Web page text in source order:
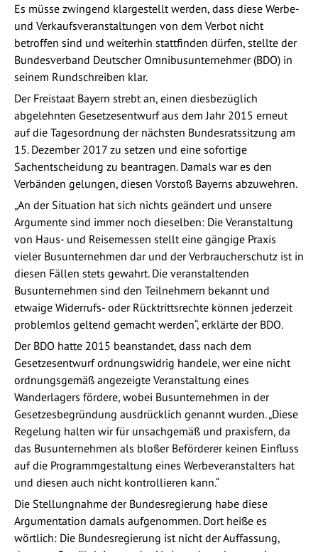
Es müsse zwingend klargestellt werden, dass diese Werbe-
und Verkaufsveranstaltungen von dem Verbot nicht
betroffen sind und weiterhin stattfinden dürfen, stellte der
Bundesverband Deutscher Omnibusunternehmer (BDO) in
seinem Rundschreiben klar.
Der Freistaat Bayern strebt an, einen diesbezüglich
abgelehnten Gesetzesentwurf aus dem Jahr 2015 erneut
auf die Tagesordnung der nächsten Bundesratssitzung am
15. Dezember 2017 zu setzen und eine sofortige
Sachentscheidung zu beantragen. Damals war es den
Verbänden gelungen, diesen Vorstoß Bayerns abzuwehren.
„An der Situation hat sich nichts geändert und unsere
Argumente sind immer noch dieselben: Die Veranstaltung
von Haus- und Reisemessen stellt eine gängige Praxis
vieler Busunternehmen dar und der Verbraucherschutz ist in
diesen Fällen stets gewahrt. Die veranstaltenden
Busunternehmen sind den Teilnehmern bekannt und
etwaige Widerrufs- oder Rücktrittsrechte können jederzeit
problemlos geltend gemacht werden“, erklärte der BDO.
Der BDO hatte 2015 beanstandet, dass nach dem
Gesetzesentwurf ordnungswidrig handele, wer eine nicht
ordnungsgemäß angezeigte Veranstaltung eines
Wanderlagers fördere, wobei Busunternehmen in der
Gesetzesbegründung ausdrücklich genannt wurden. „Diese
Regelung halten wir für unsachgemäß und praxisfern, da
das Busunternehmen als bloßer Beförderer keinen Einfluss
auf die Programmgestaltung eines Werbeveranstalters hat
und diesen auch nicht kontrollieren kann.“
Die Stellungnahme der Bundesregierung habe diese
Argumentation damals aufgenommen. Dort heiße es
wörtlich: Die Bundesregierung ist nicht der Auffassung,